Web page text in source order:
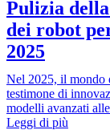
Pulizia
dei robot
2025
Nel 2025, il mondo
testimone di
modelli avanzati
Leggi di più